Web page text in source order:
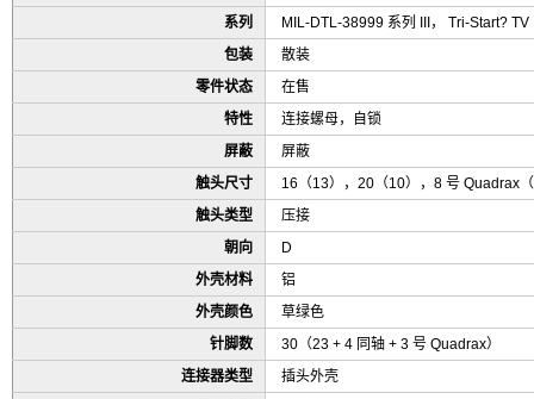
系列
MIL-DTL-38999 系列 III， Tri-Start? TV
包装
散装
零件状态
在售
特性
连接螺母，自锁
屏蔽
屏蔽
触头尺寸
16（13），20（10），8 号 Quadrax
触头类型
压接
朝向
D
外壳材料
铝
外壳颜色
草绿色
针脚数
30（23 + 4 同轴 + 3 号 Quadrax）
连接器类型
插头外壳